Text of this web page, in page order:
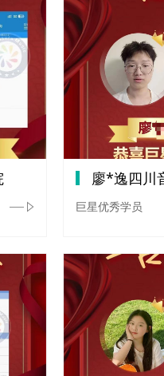
廖*逸四川
巨星优秀学员